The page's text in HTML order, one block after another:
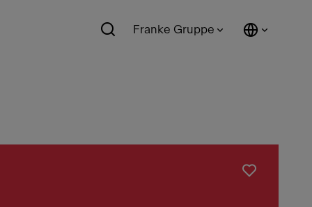
Franke Gruppe